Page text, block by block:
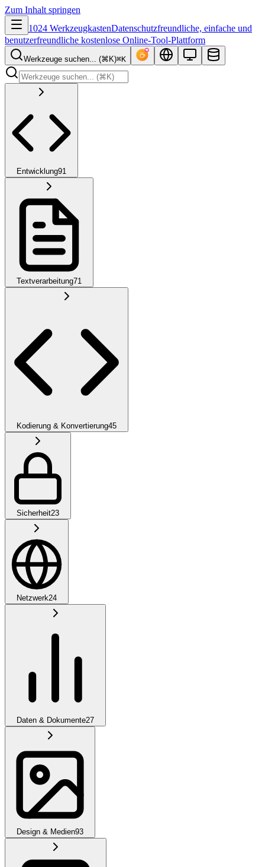
Zum Inhalt springen
1024 WerkzeugkastenDatenschutzfreundliche, einfache und
benutzerfreundliche kostenlose Online-Tool-Plattform
Werkzeuge suchen... (⌘K)⌘K
Entwicklung91
Textverarbeitung71
Kodierung & Konvertierung45
Sicherheit23
Netzwerk24
Daten & Dokumente27
Design & Medien93